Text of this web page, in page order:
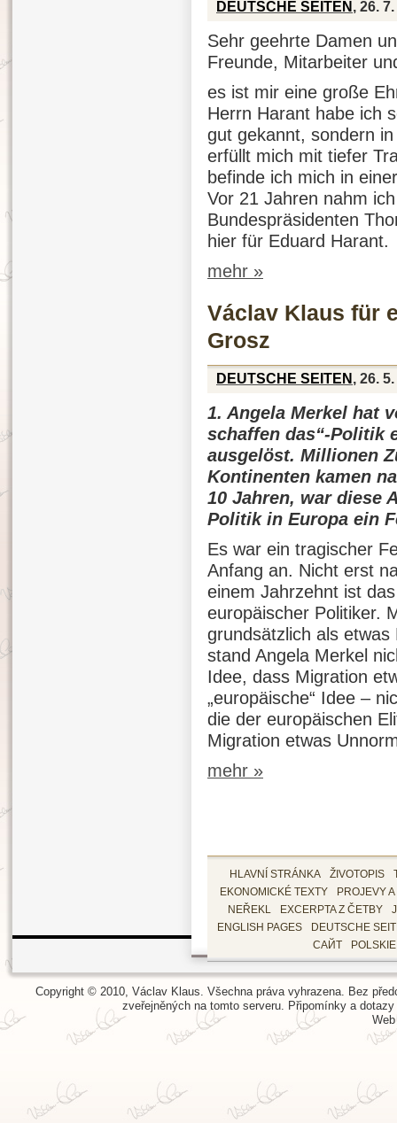
DEUTSCHE SEITEN , 26.
Sehr geehrte Damen
Freunde, Mitarbeiter
es ist mir eine große
Herrn Harant habe ich
gut gekannt, sondern
erfüllt mich mit tiefer
befinde ich mich in
Vor 21 Jahren nahm
Bundespräsidenten
hier für Eduard Harant.
mehr »
Václav Klaus für
Grosz
DEUTSCHE SEITEN , 26.
1. Angela Merkel hat
schaffen das“-Politik
ausgelöst. Millionen
Kontinenten kamen
10 Jahren, war diese
Politik in Europa ein
Es war ein tragischer
Anfang an. Nicht erst
einem Jahrzehnt ist
europäischer Politiker.
grundsätzlich als
stand Angela Merkel
Idee, dass Migration
„europäische“ Idee –
die der europäischen
Migration etwas
mehr »
HLAVNÍ STRÁNKA ŽIVOTOPIS
EKONOMICKÉ TEXTY
PROJEVY
NEŘEKL
EXCERPTA Z ČETBY
ENGLISH PAGES
DEUTSCHE
САЙТ
Copyright © 2010, Václav Klaus. Všechna práva vyhrazena. Bez
zveřejněných na tomto serveru. Připomínky a